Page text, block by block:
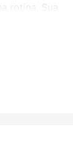
rotina. Sua